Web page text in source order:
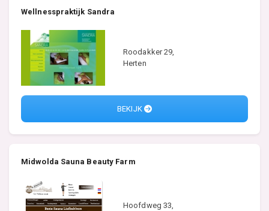
Wellnesspraktijk Sandra
Roodakker 29,
Herten
BEKIJK
Midwolda Sauna Beauty Farm
Hoofdweg 33,